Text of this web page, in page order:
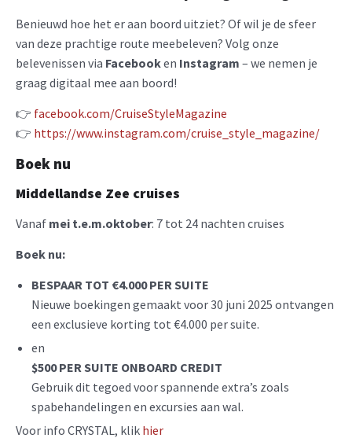
Benieuwd hoe het er aan boord uitziet? Of wil je de sfeer
van deze prachtige route meebeleven? Volg onze
belevenissen via Facebooken Instagram – we nemen je
graag digitaal mee aan boord!
👉 facebook.com/CruiseStyleMagazine
👉 https://www.instagram.com/cruise_style_magazine/
Boek nu
Middellandse Zee cruises
Vanaf mei t.e.m.oktober: 7 tot 24 nachten cruises
Boek nu:
BESPAAR TOT €4.000 PER SUITE
Nieuwe boekingen gemaakt voor 30 juni 2025 ontvangen
een exclusieve korting tot €4.000 per suite.
en
$500 PER SUITE ONBOARD CREDIT
Gebruik dit tegoed voor spannende extra’s zoals
spabehandelingen en excursies aan wal.
Voor info CRYSTAL, klik hier